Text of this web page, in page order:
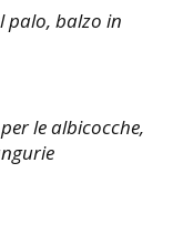
palo, balzo in
le albicocche,